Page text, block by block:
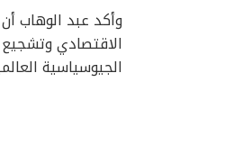
الاقتصادي
الجيوسياسية